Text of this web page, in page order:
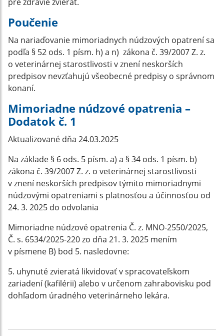
Poučenie
Na nariaďovanie mimoriadnych núdzových opatrení sa
podľa § 52 ods. 1 písm. h) a n) zákona č. 39/2007 Z. z.
o veterinárnej starostlivosti v znení neskorších
predpisov nevzťahujú všeobecné predpisy o správnom
konaní.
Mimoriadne núdzové opatrenia –
Dodatok č. 1
Aktualizované dňa 24.03.2025
Na základe § 6 ods. 5 písm. a) a § 34 ods. 1 písm. b)
zákona č. 39/2007 Z. z. o veterinárnej starostlivosti
v znení neskorších predpisov týmito mimoriadnymi
núdzovými opatreniami s platnosťou a účinnosťou od
24. 3. 2025 do odvolania
Mimoriadne núdzové opatrenia Č. z. MNO-2550/2025,
Č. s. 6534/2025-220 zo dňa 21. 3. 2025 mením
v písmene B) bod 5. nasledovne:
5. uhynuté zvieratá likvidovať v spracovateľskom
zariadení (kafilérii) alebo v určenom zahrabovisku pod
dohľadom úradného veterinárneho lekára.